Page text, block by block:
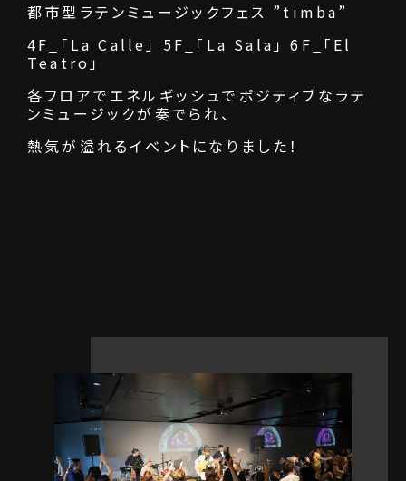
都市型ラテンミュージックフェス ”timba”
4F_「La Calle」 5F_「La Sala」 6F_「El
Teatro」
各フロアでエネルギッシュでポジティブなラテ
ンミュージックが奏でられ、
熱気が溢れるイベントになりました！